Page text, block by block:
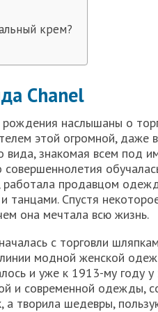
крем?
Chanel
наслышаны о
этой огромной,
вида, знакомая всем под
работала продавцом
танцами. Спустя
она мечтала всю жизнь.
с торговли
модной женской
и уже к 1913-му году
и современной одежды,
а творила шедевры,